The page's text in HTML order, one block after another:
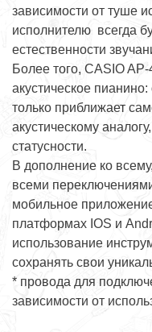
зависимости от туше
исполнителю всегда
естественности
Более того, CASIO
акустическое
только приближает
акустическому
статусности.
В дополнение ко
всеми
мобильное
платформах IOS и
использование
сохранять свои
* провода для
зависимости от